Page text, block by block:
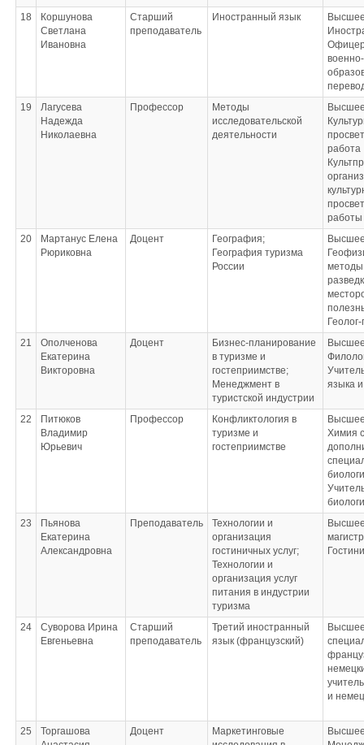
18
Коршунова
Светлана
Ивановна
Старший
преподаватель
Иностранный язык
19
Лагусева
Надежда
Николаевна
Профессор
Методы
исследовательской
деятельности
работа
работы
20
Мартанус Елена
Рюриковна
Доцент
География;
География туризма
России
методы
21
Ополченова
Екатерина
Викторовна
Доцент
Бизнес-планирование
в туризме и
гостеприимстве;
Менеджмент в
туристской индустрии
языка
22
Питюков
Владимир
Юрьевич
Профессор
Конфликтология в
туризме и
гостеприимстве
Химия с
23
Пьянова
Екатерина
Александровна
Преподаватель
Технологии и
организация
гостиничных услуг;
Технологии и
организация услуг
питания в индустрии
туризма
24
Суворова Ирина
Евгеньевна
Старший
преподаватель
Третий иностранный
язык (французский)
и
25
Торгашова
Доцент
Маркетинговые